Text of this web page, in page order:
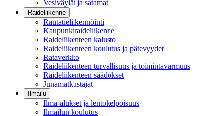
Vesiväylät ja satamat
Raideliikenne
Rautatieliikennöinti
Kaupunkiraideliikenne
Raideliikenteen kalusto
Raideliikenteen koulutus ja pätevyydet
Rataverkko
Raideliikenteen turvallisuus ja toimintavarmuus
Raideliikenteen säädökset
Junamatkustajat
Ilmailu
Ilma-alukset ja lentokelpoisuus
Ilmailun koulutus